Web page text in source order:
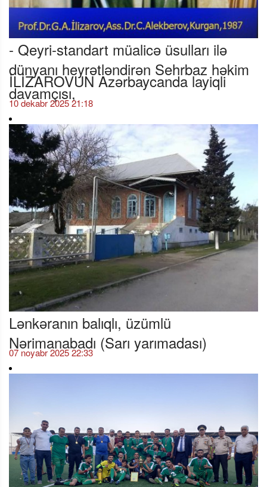
- Qeyri-standart müalicə üsulları ilə
dünyanı heyrətləndirən Sehrbaz həkim
İLİZAROVUN Azərbaycanda layiqli
davamçısı,
10 dekabr 2025 21:18
Lənkəranın balıqlı, üzümlü
Nərimanabadı (Sarı yarımadası)
07 noyabr 2025 22:33